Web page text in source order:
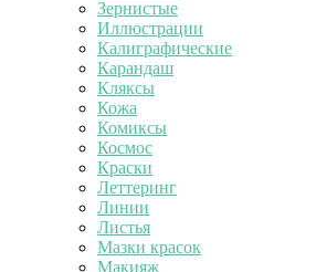
Зернистые
Иллюстрации
Калиграфические
Карандаш
Кляксы
Кожа
Комиксы
Космос
Краски
Леттеринг
Линии
Листья
Мазки красок
Макияж